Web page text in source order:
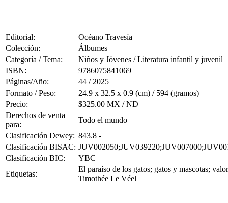
Editorial:
Océano Travesía
Colección:
Álbumes
Categoría / Tema:
Niños y Jóvenes / Literatura infantil y juvenil
ISBN:
9786075841069
Páginas/Año:
44 / 2025
Formato / Peso:
24.9 x 32.5 x 0.9 (cm) / 594 (gramos)
Precio:
$325.00 MX / ND
Derechos de venta
para:
Todo el mundo
Clasificación Dewey: 843.8 -
Clasificación BISAC:
Clasificación BIC:
YBC
Etiquetas:
El paraíso de los gatos; gatos y mascotas;
Timothée Le Véel